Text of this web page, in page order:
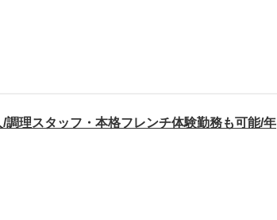
理スタッフ・本格フレンチ体験勤務も可能/年